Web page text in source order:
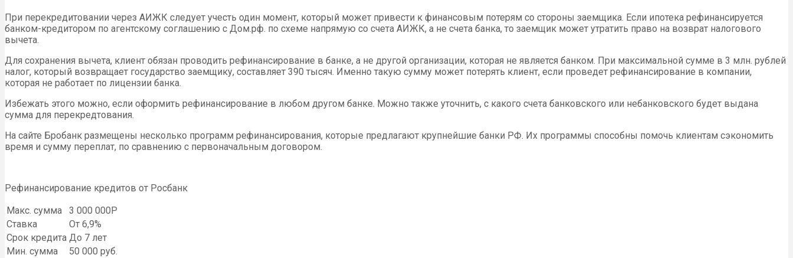
При перекредитовании через АИЖК следует учесть один момент, который может привести к финансовым потерям со стороны заемщика. Если ипотека рефинансируется
банком-кредитором по агентскому соглашению с Дом.рф. по схеме напрямую со счета АИЖК, а не счета банка, то заемщик может утратить право на возврат налогового
вычета.
Для сохранения вычета, клиент обязан проводить рефинансирование в банке, а не другой организации, которая не является банком. При максимальной сумме в 3 млн. рублей
налог, который возвращает государство заемщику, составляет 390 тысяч. Именно такую сумму может потерять клиент, если проведет рефинансирование в компании,
которая не работает по лицензии банка.
Избежать этого можно, если оформить рефинансирование в любом другом банке. Можно также уточнить, с какого счета банковского или небанковского будет выдана
сумма для перекредтования.
На сайте Бробанк размещены несколько программ рефинансирования, которые предлагают крупнейшие банки РФ. Их программы способны помочь клиентам сэкономить
время и сумму переплат, по сравнению с первоначальным договором.
Рефинансирование кредитов от Росбанк
Макс. сумма
3 000 000Р
Ставка
От 6,9%
Срок кредита До 7 лет
Мин. сумма
50 000 руб.